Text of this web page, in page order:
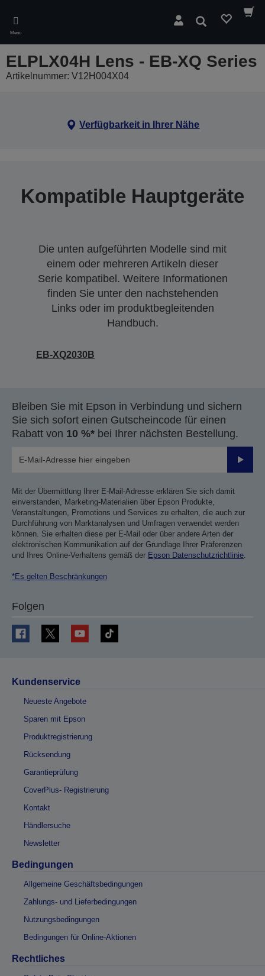
main
content
Menü
Suchen
ELPLX04H Lens - EB-XQ Series
Artikelnummer: V12H004X04
Verfügbarkeit in Ihrer Nähe
Kompatible Hauptgeräte
Die unten aufgeführten Modelle sind mit
einem oder mehreren Artikeln dieser
Serie kompatibel. Weitere Informationen
finden Sie unter den nachstehenden
Links oder im produktbegleitenden
Handbuch.
EB-XQ2030B
Bleiben Sie mit Epson in Verbindung und sichern
Sie sich sofort einen Gutscheincode für einen
Rabatt von 10 %* bei Ihrer nächsten Bestellung.
Mit der Übermittlung Ihrer E-Mail-Adresse erklären Sie sich damit
einverstanden, Marketing-Materialien über Epson Produkte,
Veranstaltungen, Promotions und Services zu erhalten, die auch zur
Durchführung von Marktanalysen und Umfragen verwendet werden
können. Sie erhalten diese per E-Mail oder über andere Arten der
elektronischen Kommunikation auf der Grundlage Ihrer Präferenzen
und Ihres Online-Verhaltens gemäß der Epson Datenschutzrichtlinie.
*Es gelten Beschränkungen
Folgen
Kundenservice
Neueste Angebote
Sparen mit Epson
Produktregistrierung
Rücksendung
Garantieprüfung
CoverPlus- Registrierung
Kontakt
Händlersuche
Newsletter
Bedingungen
Allgemeine Geschäftsbedingungen
Zahlungs- und Lieferbedingungen
Nutzungsbedingungen
Bedingungen für Online-Aktionen
Rechtliches